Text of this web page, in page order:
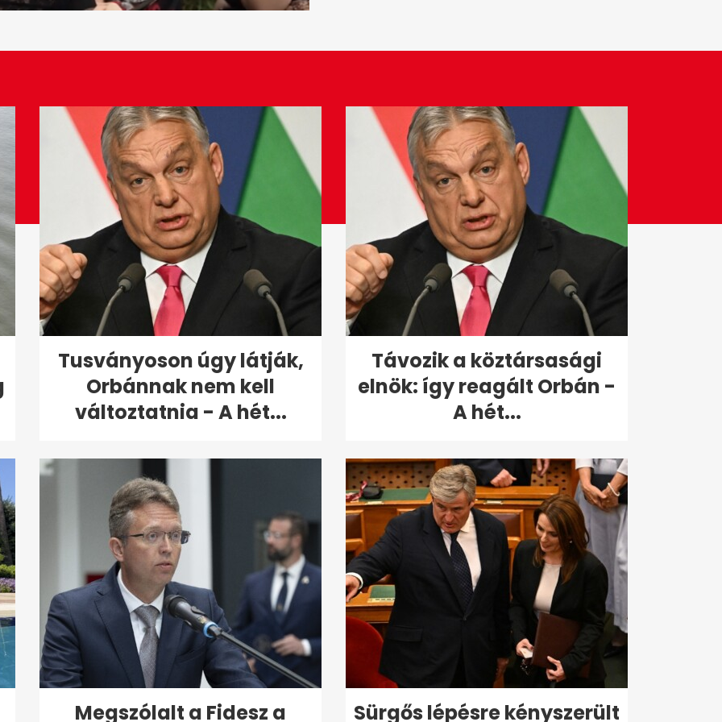
Tusványoson úgy látják,
Orbánnak nem kell
változtatnia - A hét...
Távozik a köztársasági
elnök: így reagált Orbán -
A hét...
Megszólalt a Fidesz a Sürgős lépésre kényszerült